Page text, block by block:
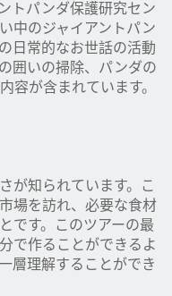
トパンダ保護研究セン
中のジャイアントパン
日常的なお世話の活動
囲いの掃除、パンダの
容が含まれています。
が知られています。こ
場を訪れ、必要な食材
です。このツアーの最
で作ることができるよ
層理解することができ